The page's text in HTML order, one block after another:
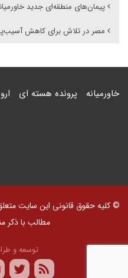
پیمان‌های منطقه‌ای جدید
مصر در تلاش برای کاهش
خاورمیانه پرونده هسته ای
© کلیه حقوق قانونی این سایت
مطالب با ذکر
توسعه و